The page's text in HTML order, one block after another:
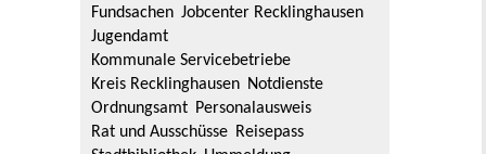
Fundsachen Jobcenter Recklinghausen
Jugendamt
Kommunale Servicebetriebe
Kreis Recklinghausen Notdienste
Ordnungsamt Personalausweis
Rat und Ausschüsse Reisepass